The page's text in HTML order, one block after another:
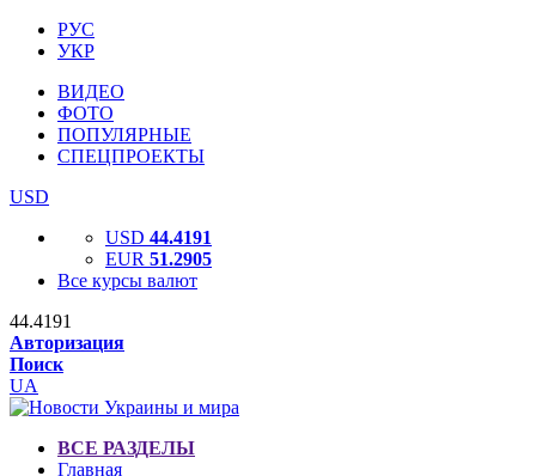
РУС
УКР
ВИДЕО
ФОТО
ПОПУЛЯРНЫЕ
СПЕЦПРОЕКТЫ
USD
USD 44.4191
EUR 51.2905
Все курсы валют
44.4191
Авторизация
Поиск
UA
ВСЕ РАЗДЕЛЫ
Главная